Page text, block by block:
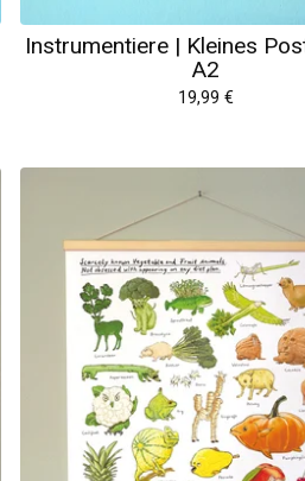
Instrumentiere | Kleines
A2
19,99 €